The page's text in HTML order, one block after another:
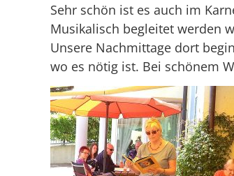
Sehr schön ist es auch im
Musikalisch begleitet werden
Unsere Nachmittage dort
wo es nötig ist. Bei schönem